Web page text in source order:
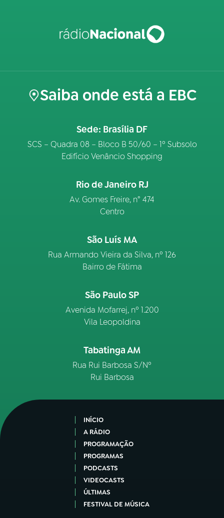
Saiba onde está a EBC
Sede: Brasília DF
SCS – Quadra 08 – Bloco B 50/60 – 1º Subsolo
Edifício Venâncio Shopping
Rio de Janeiro RJ
Av. Gomes Freire, n° 474
Centro
São Luís MA
Rua Armando Vieira da Silva, nº 126
Bairro de Fátima
São Paulo SP
Avenida Mofarrej, nº 1.200
Vila Leopoldina
Tabatinga AM
Rua Rui Barbosa S/Nº
Rui Barbosa
INÍCIO
A RÁDIO
PROGRAMAÇÃO
PROGRAMAS
PODCASTS
VIDEOCASTS
ÚLTIMAS
FESTIVAL DE MÚSICA